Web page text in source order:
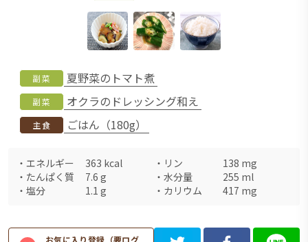
副菜 夏野菜のトマト煮
副菜 オクラのドレッシング和え
主食 ごはん（180g）
・ エネルギー 363 kcal ・ リン 138 mg
・ たんぱく質 7.6 g ・ 水分量 255 ml
・ 塩分 1.1 g ・ カリウム 417 mg
お気に入り登録（要ログ